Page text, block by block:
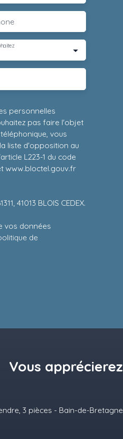
personnelles
pas faire l'objet
vous
liste d'opposition au
L223-1 du code
www.bloctel.gouv.fr
41013 BLOIS CEDEX.
vos données
de
Vous apprécierez